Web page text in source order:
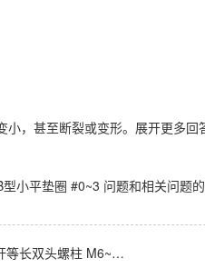
小，甚至断裂或变形。展开更多回
小平垫圈 #0~3 问题和相关问题
双头螺柱 M6~M100